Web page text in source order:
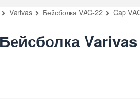
Varivas Бейсболка VAC-22 Cap
Бейсболка